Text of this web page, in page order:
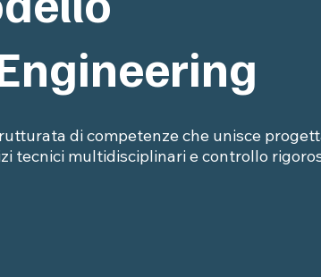
di competenze che unisce
tecnici multidisciplinari e controllo